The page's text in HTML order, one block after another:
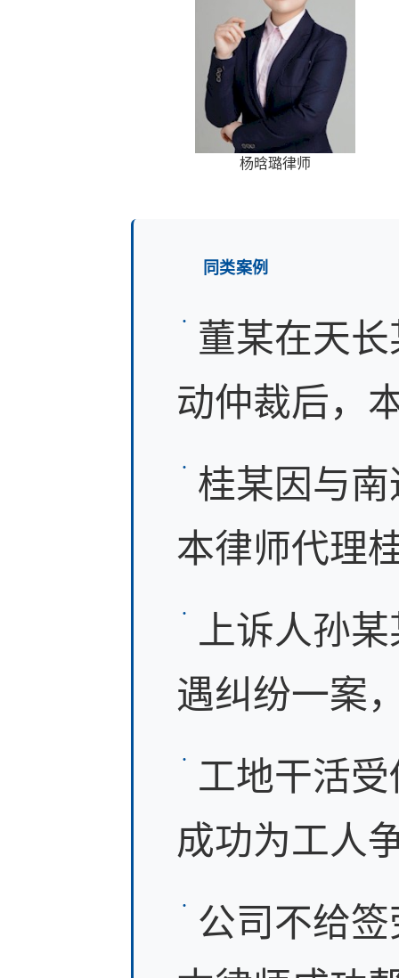
杨晗璐律师
同类案例
董某在天
动仲裁后，
桂某因与
本律师代理
上诉人孙
遇纠纷一案
工地干活
成功为工人
公司不给